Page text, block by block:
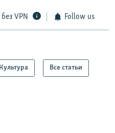
VPN Follow us
Культура Все статьи